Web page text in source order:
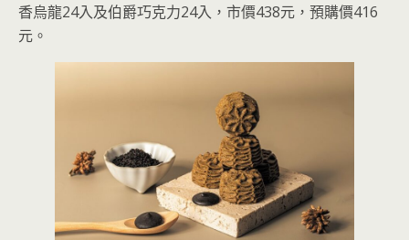
香烏龍24入及伯爵巧克力24入，市價438元，預購價416
元。